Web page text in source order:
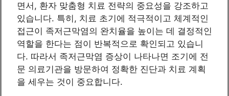
면서, 환자 맞춤형 치료 전략의 중요성을 강조하고
있습니다. 특히, 치료 초기에 적극적이고 체계적인
접근이 족저근막염의 완치율을 높이는 데 결정적인
역할을 한다는 점이 반복적으로 확인되고 있습니
다. 따라서 족저근막염 증상이 나타나면 조기에 전
문 의료기관을 방문하여 정확한 진단과 치료 계획
을 세우는 것이 중요합니다.